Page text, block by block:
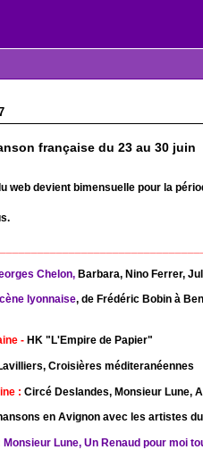
française du 23 au 30 juin
web devient bimensuelle pour la
Chelon, Barbara, Nino Ferrer,
lyonnaise, de Frédéric Bobin à
-HK "L'Empire de Papier"
Croisières méditeranéennes
: Circé Deslandes, Monsieur Lune,
en Avignon avec les artistes
Monsieur Lune, Un Renaud pour moi